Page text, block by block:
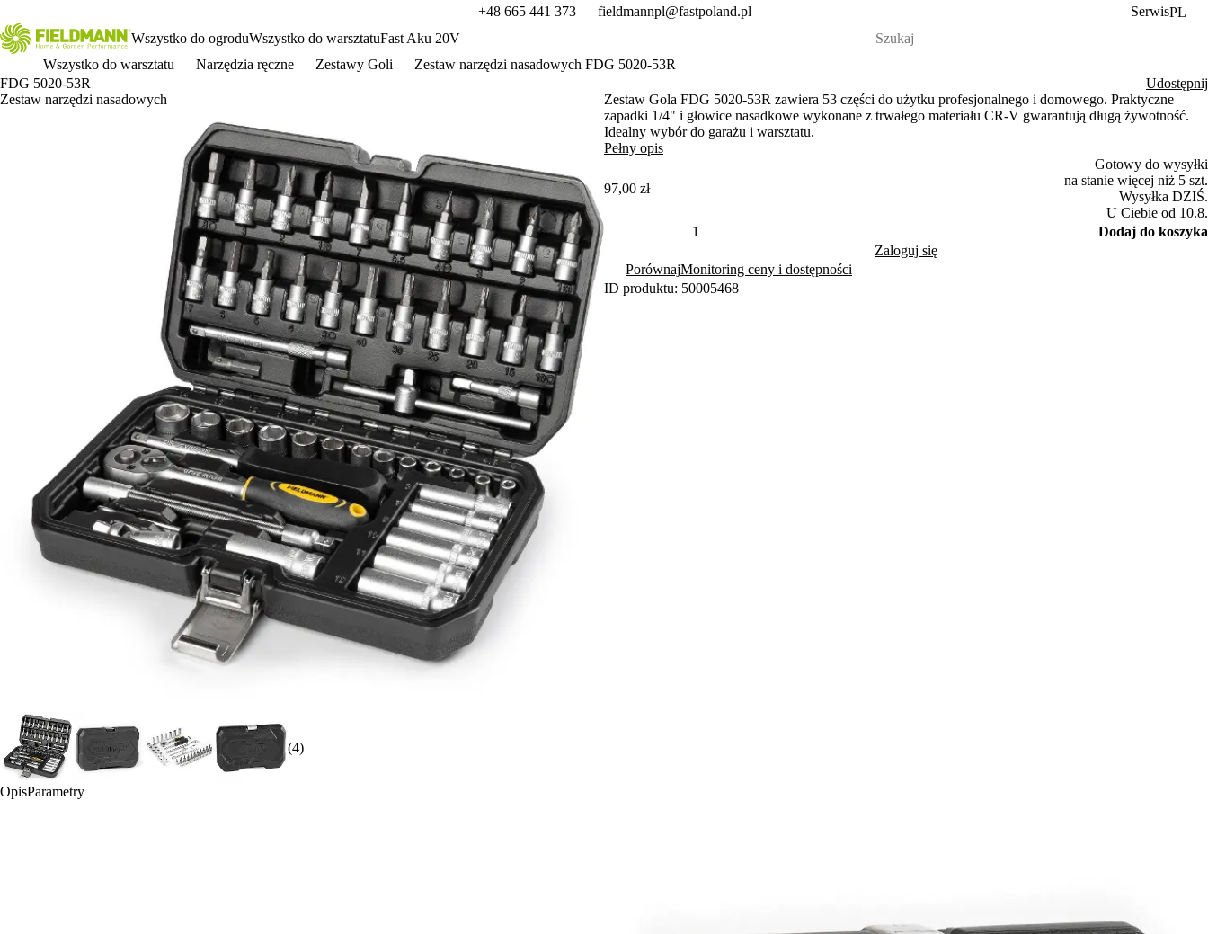
+48 665 441 373 fieldmannpl@fastpoland.pl SerwisPL
Wszystko do ogroduWszystko do warsztatuFast Aku 20V
Wszystko do warsztatu
Narzędzia ręczne Zestawy Goli
Zestaw narzędzi nasadowych FDG 5020-53R
FDG 5020-53R
Zestaw narzędzi nasadowych
(4)
Udostępnij
Zestaw Gola FDG 5020-53R zawiera 53 części do użytku profesjonalnego i domowego. Praktyczne
zapadki 1/4" i głowice nasadkowe wykonane z trwałego materiału CR-V gwarantują długą żywotność.
Idealny wybór do garażu i warsztatu.
Pełny opis
97,00 zł
Gotowy do wysyłki
na stanie więcej niż 5 szt.
Wysyłka DZIŚ.
U Ciebie od 10.8.
Dodaj do koszyka
Zaloguj się
PorównajMonitoring ceny i dostępności
ID produktu: 50005468
OpisParametry